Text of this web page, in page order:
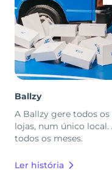
Ballzy
A Ballzy gere todos os
lojas, num único
todos os meses.
Ler história